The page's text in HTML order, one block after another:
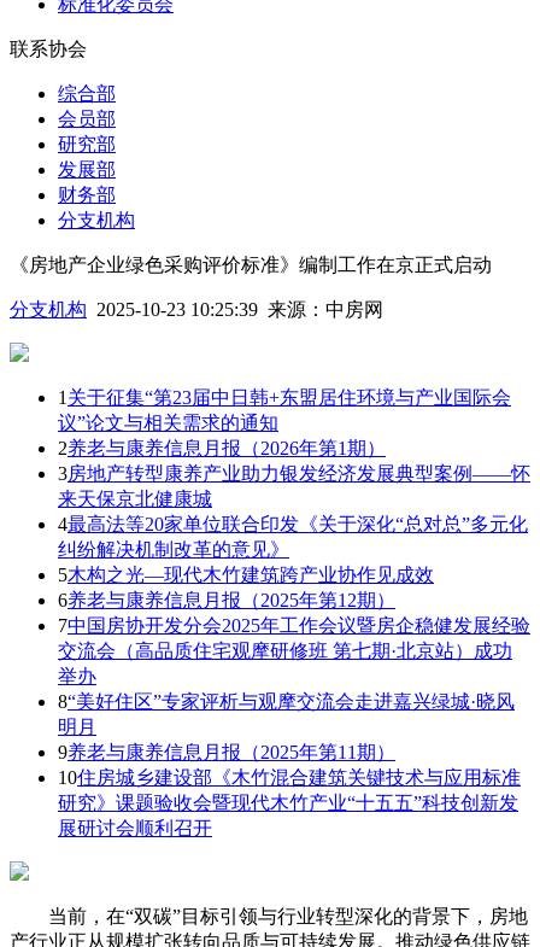
标准化委员会
联系协会
综合部
会员部
研究部
发展部
财务部
分支机构
《房地产企业绿色采购评价标准》编制工作在京正式启动
分支机构 2025-10-23 10:25:39 来源： 中房网
1 关于征集“第23届中日韩+东盟居住环境与产业国际会
议”论文与相关需求的通知
2养老与康养信息月报（2026年第1期）
3房地产转型康养产业助力银发经济发展典型案例——怀
来天保京北健康城
4最高法等20家单位联合印发《关于深化“总对总”多元化
纠纷解决机制改革的意见》
5木构之光—现代木竹建筑跨产业协作见成效
6养老与康养信息月报（2025年第12期）
7中国房协开发分会2025年工作会议暨房企稳健发展经验
交流会（高品质住宅观摩研修班 第七期·北京站）成功
举办
8“美好住区”专家评析与观摩交流会走进嘉兴绿城·晓风
明月
9养老与康养信息月报（2025年第11期）
10住房城乡建设部《木竹混合建筑关键技术与应用标准
研究》课题验收会暨现代木竹产业“十五五”科技创新发
展研讨会顺利召开
当前，在“双碳”目标引领与行业转型深化的背景下，房地
产行业正从规模扩张转向品质与可持续发展。推动绿色供应链